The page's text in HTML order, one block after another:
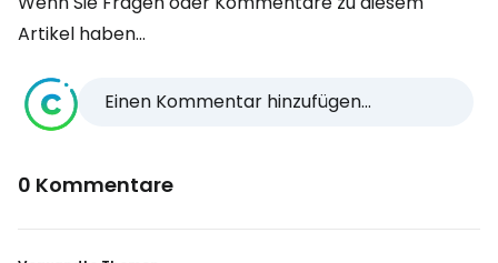
Artikel haben...
Einen Kommentar hinzufügen...
0 Kommentare